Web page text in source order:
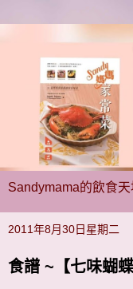
Sandymama的飲食天
2011年8月30日星期二
食譜 ~【七味蝴蝶